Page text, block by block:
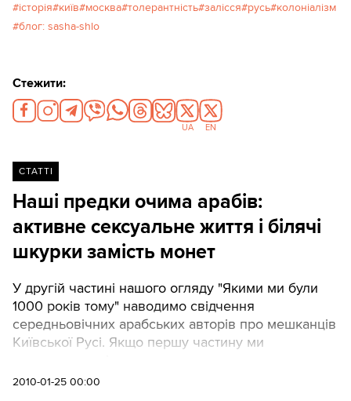
історія київ москва толерантність залісся русь колоніалізм
блог: sasha-shlo
Стежити:
UA EN
СТАТТІ
Наші предки очима арабів:
активне сексуальне життя і білячі
шкурки замість монет
У другій частині нашого огляду "Якими ми були
1000 років тому" наводимо свідчення
середньовічних арабських авторів про мешканців
Київської Русі. Якщо першу частину ми
господарство, армію і політику наших предків, то
2010-01-25 00:00